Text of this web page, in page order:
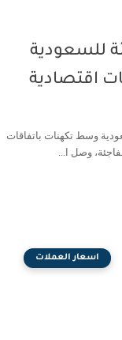
للسعودية
اقتصادية
وسط تكهنات باتفاقات
وصل ا...
اسعار العملات